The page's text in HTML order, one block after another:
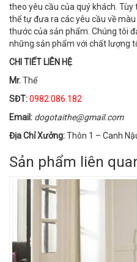
theo yêu cầu của quý khách.
thể tự đưa ra các yêu cầu về
thước của sản phẩm. Chúng tôi
những sản phẩm với chất lượng
CHI TIẾT LIÊN HỆ
Mr.Thể
SĐT:0982.086.182
Email: dogotaithe@gmail.com
Địa Chỉ Xưởng:Thôn 1 – Canh
Sản phẩm liên